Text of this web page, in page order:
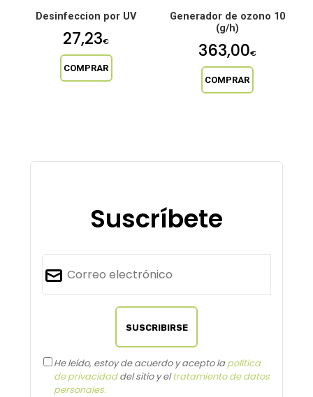
Desinfeccion por UV
27,23€
COMPRAR
Generador de ozono 10
(g/h)
363,00€
COMPRAR
Suscríbete
He leído, estoy de acuerdo y acepto lapolítica
de privacidaddel sitio y eltratamiento de datos
personales.